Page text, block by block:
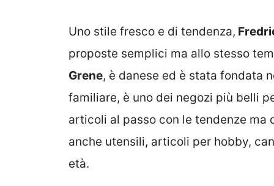
Uno stile fresco e di tendenza,
proposte semplici ma allo stesso
Grene, è danese ed è stata fondata
familiare, è uno dei negozi più belli
articoli al passo con le tendenze ma
anche utensili, articoli per hobby,
età.